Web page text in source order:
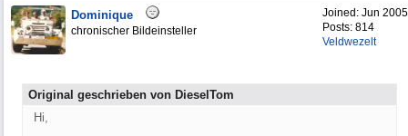
Joined: Jun 2005
Posts: 814
Veldwezelt
Dominique
chronischer Bildeinsteller
Original geschrieben von DieselTom
Hi,